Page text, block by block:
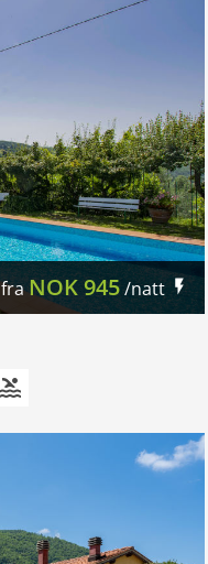
fraNOK945/natt